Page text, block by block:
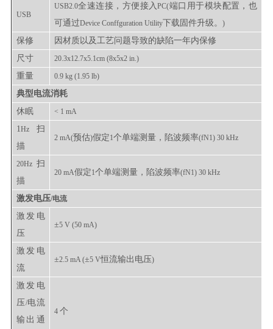
USB
USB2.0全速连接，方便接入PC(端口用于模块配置，也
可通过Device Conffguration Utility下载固件升级。 )
保修
因材质以及工艺问题导致的缺陷一年内保修
尺寸
20.3x12.7x5.1cm (8x5x2 in.)
重量 0.9 kg (1.95 lb)
典型电流消耗
休眠
< 1 mA
1Hz 扫
描
2 mA(预估)假定1个单端测量，陷波频率(fN1) 30 kHz
20Hz 扫
描
20 mA假定1个单端测量，陷波频率(fN1) 30 kHz
激发电压/电流
激发电
压
±5 V (50 mA)
激发电
流
±2.5 mA (±5 V恒流输出电压)
激发电
压/电流
输出通
4 个